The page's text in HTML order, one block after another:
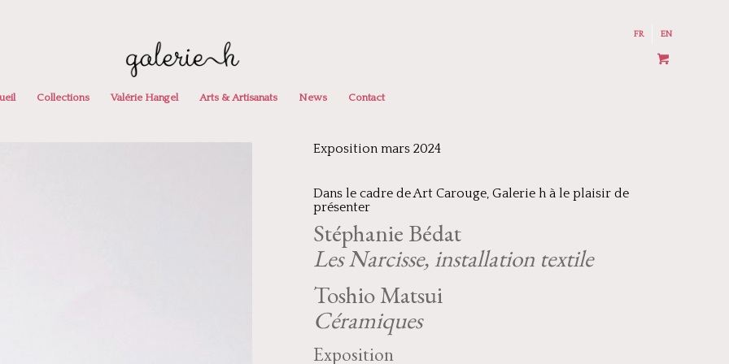
FR EN
Collections Valérie Hangel Arts & Artisanats News Contact
Exposition mars 2024
Dans le cadre de Art Carouge, Galerie h à le plaisir de
présenter
Stéphanie Bédat
Les Narcisse, installation textile
Toshio Matsui
Céramiques
Exposition